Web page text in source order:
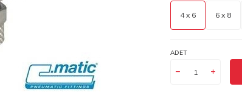
4 x 6 6 x 8
ADET